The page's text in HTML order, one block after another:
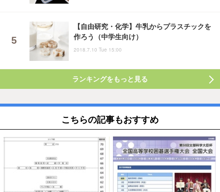
【自由研究・化学】牛乳からプラスチックを
作ろう（中学生向け）
2018.7.10 Tue 15:00
ランキングをもっと見る
こちらの記事もおすすめ